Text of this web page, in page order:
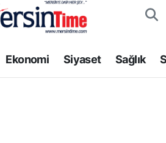
Ekonomi Siyaset Sağlık